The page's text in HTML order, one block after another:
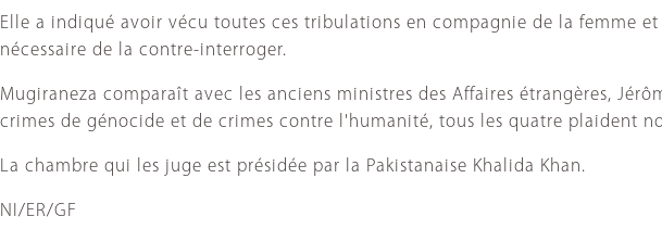
Elle a indiqué avoir vécu toutes ces tribulations en compagnie de la femme
nécessaire de la contre-interroger.
Mugiraneza comparaît avec les anciens ministres des Affaires étrangères,
crimes de génocide et de crimes contre l'humanité, tous les quatre plaident
La chambre qui les juge est présidée par la Pakistanaise Khalida Khan.
NI/ER/GF